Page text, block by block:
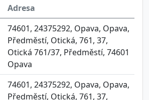
Adresa
74601, 24375292, Opava, Opava,
Předměstí, Otická, 761, 37,
Otická 761/37, Předměstí, 74601
Opava
74601, 24375292, Opava, Opava,
Předměstí, Otická, 761, 37,